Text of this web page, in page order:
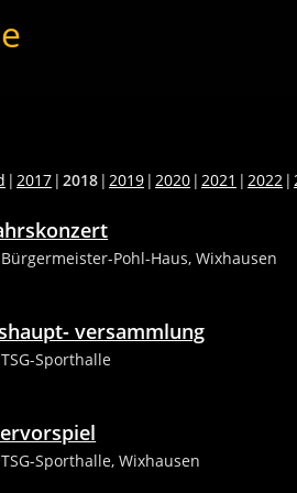
2017 2018 2019 2020 2021 2022
Bürgermeister-Pohl-Haus, Wixhausen
versammlung
TSG-Sporthalle
TSG-Sporthalle, Wixhausen